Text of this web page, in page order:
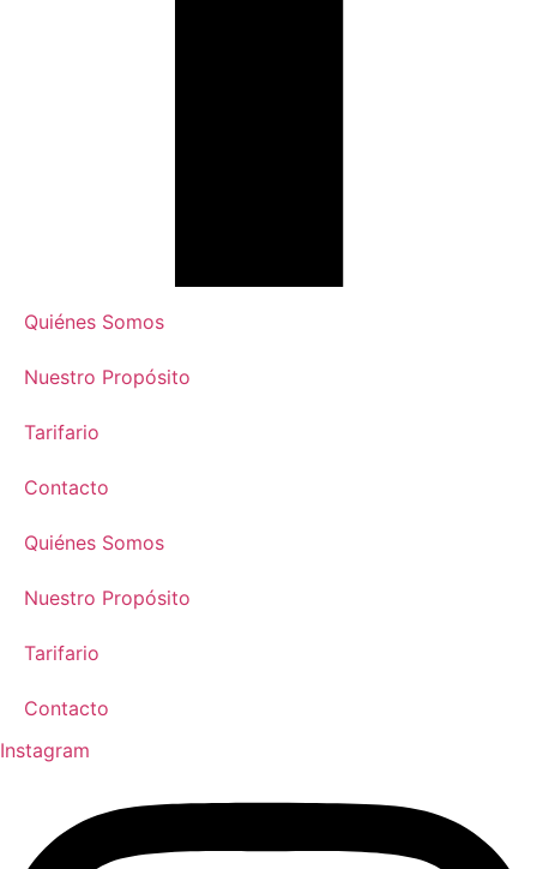
Quiénes Somos
Nuestro Propósito
Tarifario
Contacto
Quiénes Somos
Nuestro Propósito
Tarifario
Contacto
Instagram